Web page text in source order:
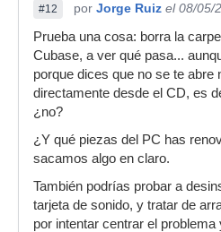
#12 por Jorge Ruiz el 08/05/
Prueba una cosa: borra la
Cubase, a ver qué pasa...
porque dices que no se te abre
directamente desde el CD, es
¿no?
¿Y qué piezas del PC has
sacamos algo en claro.
También podrías probar a
tarjeta de sonido, y tratar de
por intentar centrar el